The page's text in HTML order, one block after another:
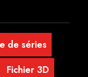
de séries
Fichier 3D